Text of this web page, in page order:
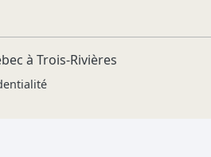
à Trois-Rivières